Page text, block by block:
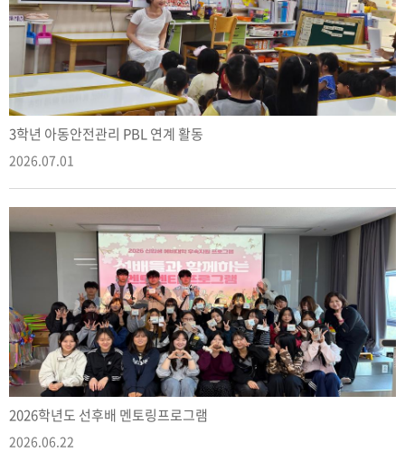
3학년 아동안전관리 PBL 연계 활동
2026.07.01
2026학년도 선후배 멘토링프로그램
2026.06.22